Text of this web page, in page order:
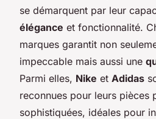
se démarquent par leur
élégance et fonctionnalité.
marques garantit non
impeccable mais aussi une
Parmi elles, Nike et Adidas
reconnues pour leurs pièces
sophistiquées, idéales pour